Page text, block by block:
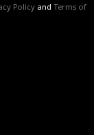
Policy and Terms of